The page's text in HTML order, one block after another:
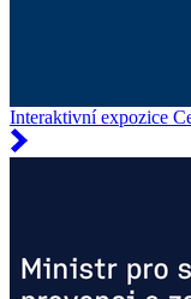
Interaktivní expozice